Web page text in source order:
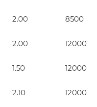
2.00 8500
2.00 12000
1.50 12000
2.10 12000